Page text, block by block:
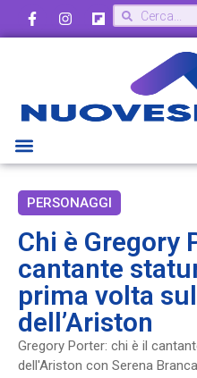
PERSONAGGI
Chi è Gregory
cantante
prima volta
dell’Ariston
Gregory Porter: chi è il
dell'Ariston con Serena